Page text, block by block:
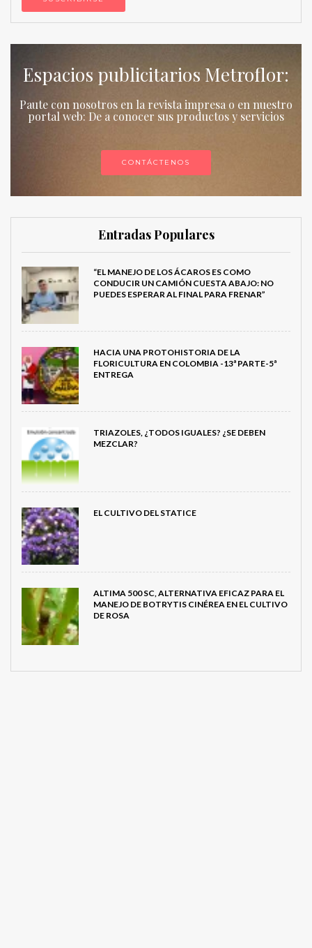
Espacios publicitarios Metroflor:
Paute con nosotros en la revista impresa o en nuestro
portal web: De a conocer sus productos y servicios
CONTÁCTENOS
Entradas Populares
“EL MANEJO DE LOS ÁCAROS ES COMO
CONDUCIR UN CAMIÓN CUESTA ABAJO: NO
PUEDES ESPERAR AL FINAL PARA FRENAR”
HACIA UNA PROTOHISTORIA DE LA
FLORICULTURA EN COLOMBIA -13ª PARTE-5ª
ENTREGA
TRIAZOLES, ¿TODOS IGUALES? ¿SE DEBEN
MEZCLAR?
EL CULTIVO DEL STATICE
ALTIMA 500 SC, ALTERNATIVA EFICAZ PARA EL
MANEJO DE BOTRYTIS CINÉREA EN EL CULTIVO
DE ROSA